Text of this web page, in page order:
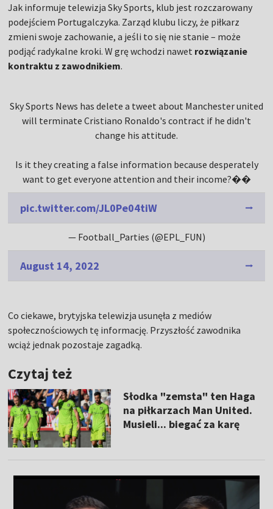
Jak informuje telewizja Sky Sports, klub jest rozczarowany
podejściem Portugalczyka. Zarząd klubu liczy, że piłkarz
zmieni swoje zachowanie, a jeśli to się nie stanie – może
podjąć radykalne kroki. W grę wchodzi nawet rozwiązanie
kontraktu z zawodnikiem.
Sky Sports News has delete a tweet about Manchester united
will terminate Cristiano Ronaldo's contract if he didn't
change his attitude.
Is it they creating a false information because desperately
want to get everyone attention and their income?��
pic.twitter.com/JL0Pe04tiW
— Football_Parties (@EPL_FUN)
August 14, 2022
Co ciekawe, brytyjska telewizja usunęła z mediów
społecznościowych tę informację. Przyszłość zawodnika
wciąż jednak pozostaje zagadką.
Czytaj też
Słodka "zemsta" ten Haga
na piłkarzach Man United.
Musieli... biegać za karę